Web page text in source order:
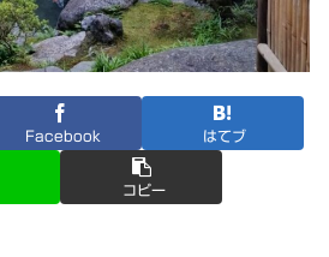
Facebook はてブ
コピー